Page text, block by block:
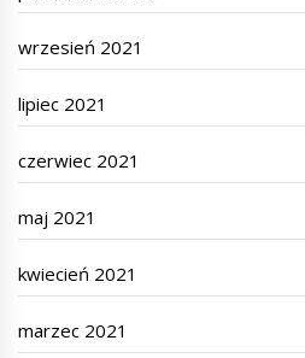
wrzesień 2021
lipiec 2021
czerwiec 2021
maj 2021
kwiecień 2021
marzec 2021